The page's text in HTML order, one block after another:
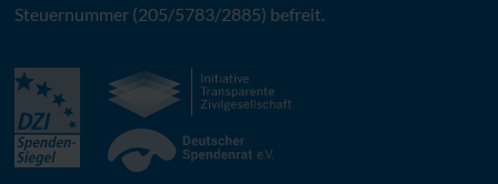
Steuernummer (205/5783/2885) befreit.